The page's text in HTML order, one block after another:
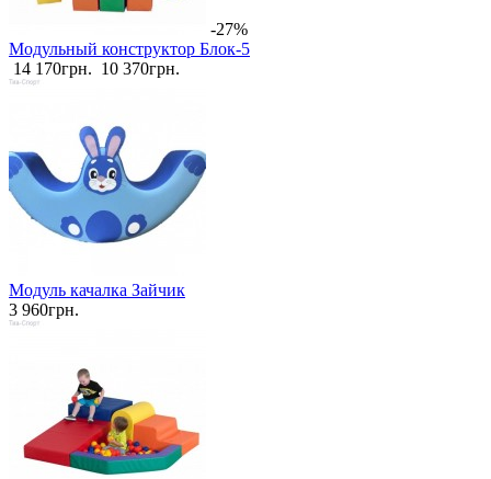
-27%
Модульный конструктор Блок-5
14 170грн. 10 370грн.
Модуль качалка Зайчик
3 960грн.